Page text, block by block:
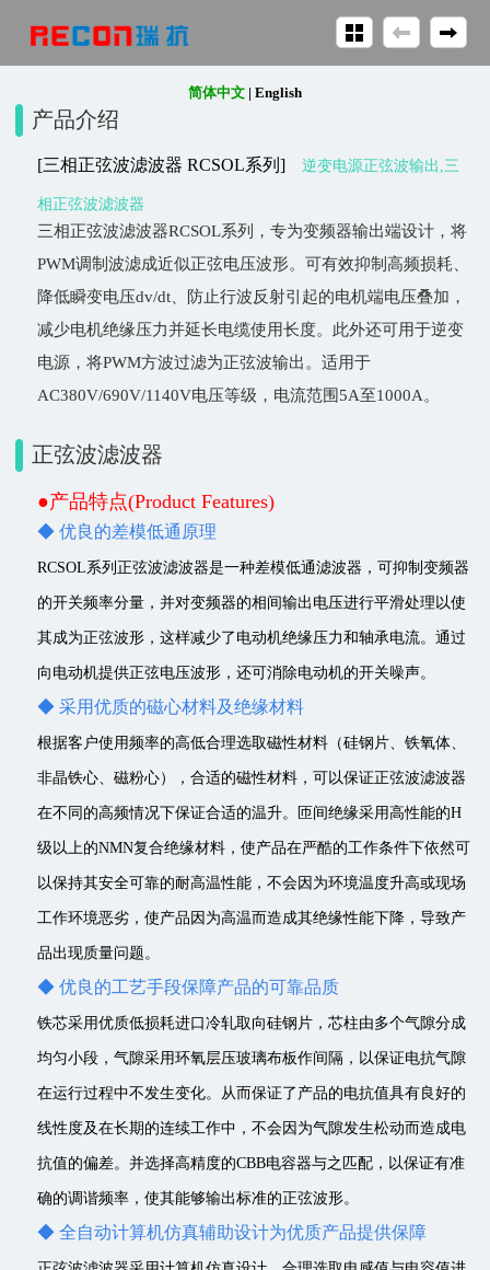
产品介绍
[三相正弦波滤波器 RCSOL系列] 逆变电源正弦波输出,三
相正弦波滤波器
三相正弦波滤波器RCSOL系列，专为变频器输出端设计，将
PWM调制波滤成近似正弦电压波形。可有效抑制高频损耗、
降低瞬变电压dv/dt、防止行波反射引起的电机端电压叠加，
减少电机绝缘压力并延长电缆使用长度。此外还可用于逆变
电源，将PWM方波过滤为正弦波输出。适用于
AC380V/690V/1140V电压等级，电流范围5A至1000A。
正弦波滤波器
●产品特点(Product Features)
◆ 优良的差模低通原理
RCSOL系列正弦波滤波器是一种差模低通滤波器，可抑制变频器
的开关频率分量，并对变频器的相间输出电压进行平滑处理以使
其成为正弦波形，这样减少了电动机绝缘压力和轴承电流。通过
向电动机提供正弦电压波形，还可消除电动机的开关噪声。
◆ 采用优质的磁心材料及绝缘材料
根据客户使用频率的高低合理选取磁性材料（硅钢片、铁氧体、
非晶铁心、磁粉心），合适的磁性材料，可以保证正弦波滤波器
在不同的高频情况下保证合适的温升。匝间绝缘采用高性能的H
级以上的NMN复合绝缘材料，使产品在严酷的工作条件下依然可
以保持其安全可靠的耐高温性能，不会因为环境温度升高或现场
工作环境恶劣，使产品因为高温而造成其绝缘性能下降，导致产
品出现质量问题。
◆ 优良的工艺手段保障产品的可靠品质
铁芯采用优质低损耗进口冷轧取向硅钢片，芯柱由多个气隙分成
均匀小段，气隙采用环氧层压玻璃布板作间隔，以保证电抗气隙
在运行过程中不发生变化。从而保证了产品的电抗值具有良好的
线性度及在长期的连续工作中，不会因为气隙发生松动而造成电
抗值的偏差。并选择高精度的CBB电容器与之匹配，以保证有准
确的调谐频率，使其能够输出标准的正弦波形。
◆ 全自动计算机仿真辅助设计为优质产品提供保障
简体中文 | English